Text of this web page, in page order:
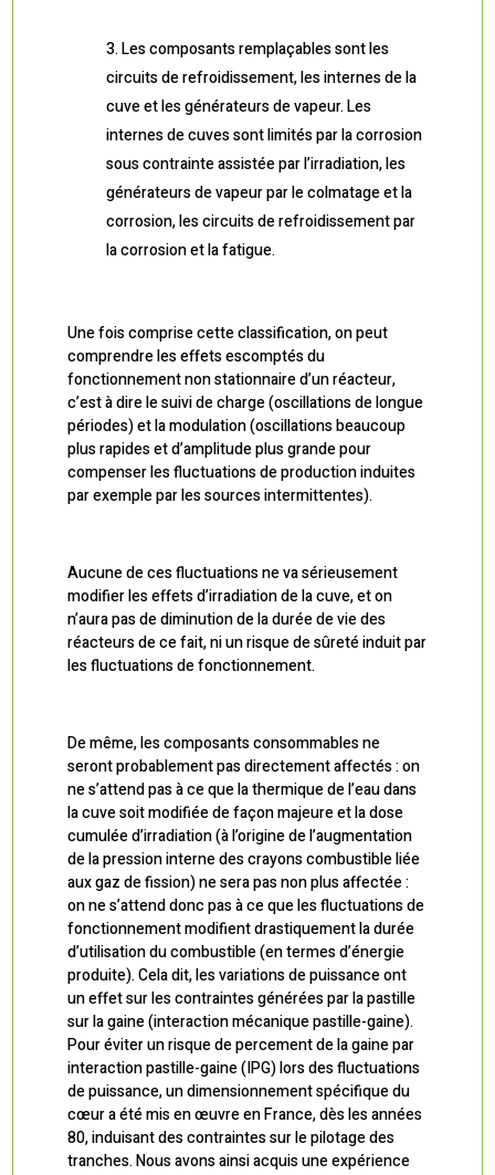
Les composants remplaçables sont les
circuits de refroidissement, les internes de la
cuve et les générateurs de vapeur. Les
internes de cuves sont limités par la corrosion
sous contrainte assistée par l’irradiation, les
générateurs de vapeur par le colmatage et la
corrosion, les circuits de refroidissement par
la corrosion et la fatigue.
Une fois comprise cette classification, on peut
comprendre les effets escomptés du
fonctionnement non stationnaire d’un réacteur,
c’est à dire le suivi de charge (oscillations de longue
périodes) et la modulation (oscillations beaucoup
plus rapides et d’amplitude plus grande pour
compenser les fluctuations de production induites
par exemple par les sources intermittentes).
Aucune de ces fluctuations ne va sérieusement
modifier les effets d’irradiation de la cuve, et on
n’aura pas de diminution de la durée de vie des
réacteurs de ce fait, ni un risque de sûreté induit par
les fluctuations de fonctionnement.
De même, les composants consommables ne
seront probablement pas directement affectés : on
ne s’attend pas à ce que la thermique de l’eau dans
la cuve soit modifiée de façon majeure et la dose
cumulée d’irradiation (à l’origine de l’augmentation
de la pression interne des crayons combustible liée
aux gaz de fission) ne sera pas non plus affectée :
on ne s’attend donc pas à ce que les fluctuations de
fonctionnement modifient drastiquement la durée
d’utilisation du combustible (en termes d’énergie
produite). Cela dit, les variations de puissance ont
un effet sur les contraintes générées par la pastille
sur la gaine (interaction mécanique pastille-gaine).
Pour éviter un risque de percement de la gaine par
interaction pastille-gaine (IPG) lors des fluctuations
de puissance, un dimensionnement spécifique du
cœur a été mis en œuvre en France, dès les années
80, induisant des contraintes sur le pilotage des
tranches. Nous avons ainsi acquis une expérience